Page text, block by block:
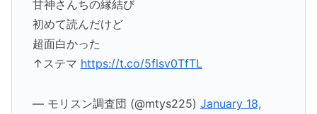
甘神さんちの縁結び
初めて読んだけど
超面白かった
↑ステマ https://t.co/5flsv0TfTL
— モリスン調査団 (@mtys225) January 18,